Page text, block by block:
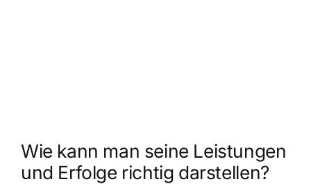
Wie kann man seine Leistungen
und Erfolge richtig darstellen?